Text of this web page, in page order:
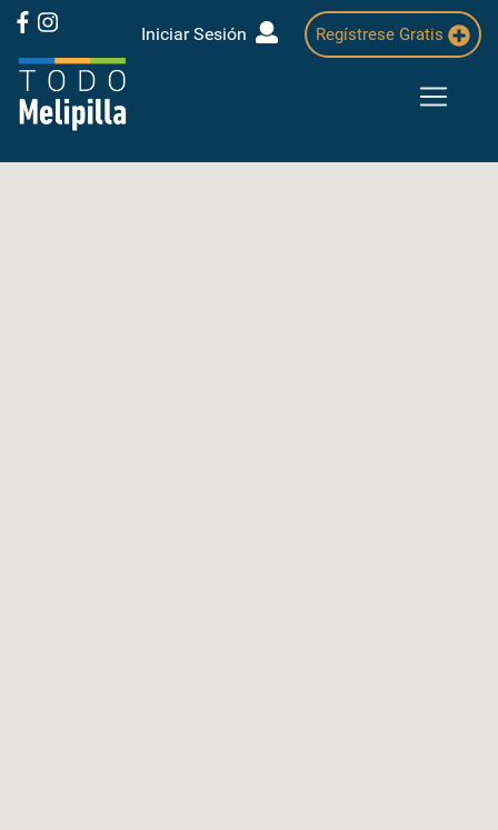
Iniciar Sesión Regístrese Gratis